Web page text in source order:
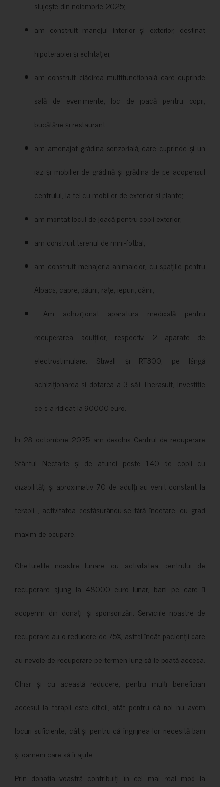
slujește din noiembrie 2025;
am construit manejul interior și exterior, destinat
hipoterapiei și echitației;
am construit clădirea multifuncțională care cuprinde
sală de evenimente, loc de joacă pentru copii,
bucătărie și restaurant;
am amenajat grădina senzorială, care cuprinde și un
iaz și mobilier de grădină și grădina de pe acoperisul
centrului, la fel cu mobilier de exterior și plante;
am montat locul de joacă pentru copii exterior;
am construit terenul de mini-fotbal;
am construit menajeria animalelor, cu spațiile pentru
Alpaca, capre, păuni, rațe, iepuri, câini;
Am achiziționat aparatura medicală pentru
recuperarea adulților, respectiv 2 aparate de
electrostimulare: Stiwell și RT300, pe lângă
achiziționarea și dotarea a 3 săli Therasuit, investiție
ce s-a ridicat la 90000 euro.
În 28 octombrie 2025 am deschis Centrul de recuperare
Sfântul Nectarie și de atunci peste 140 de copii cu
dizabilități și aproximativ 70 de adulți au venit constant la
terapii , activitatea desfășurându-se fără încetare, cu grad
maxim de ocupare.
Cheltuielile noastre lunare cu activitatea centrului de
recuperare ajung la 48000 euro lunar, bani pe care îi
acoperim din donații și sponsorizări. Serviciile noastre de
recuperare au o reducere de 75%, astfel încât pacienții care
au nevoie de recuperare pe termen lung să le poată accesa.
Chiar și cu această reducere, pentru mulți beneficiari
accesul la terapii este dificil, atât pentru că noi nu avem
locuri suficiente, cât și pentru că îngrijirea lor necesită bani
și oameni care să îi ajute.
Prin donația voastră contribuiți în cel mai real mod la